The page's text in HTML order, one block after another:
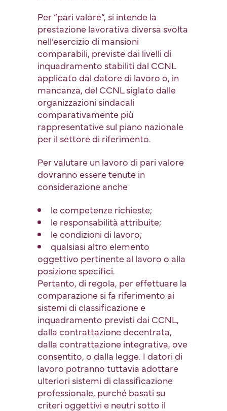
Per “pari valore”, si intende la
prestazione lavorativa diversa svolta
nell’esercizio di mansioni
comparabili, previste dai livelli di
inquadramento stabiliti dal CCNL
applicato dal datore di lavoro o, in
mancanza, del CCNL siglato dalle
organizzazioni sindacali
comparativamente più
rappresentative sul piano nazionale
per il settore di riferimento.
Per valutare un lavoro di pari valore
dovranno essere tenute in
considerazione anche
le competenze richieste;
le responsabilità attribuite;
le condizioni di lavoro;
qualsiasi altro elemento
oggettivo pertinente al lavoro o alla
posizione specifici.
Pertanto, di regola, per effettuare la
comparazione si fa riferimento ai
sistemi di classificazione e
inquadramento previsti dai CCNL,
dalla contrattazione decentrata,
dalla contrattazione integrativa, ove
consentito, o dalla legge. I datori di
lavoro potranno tuttavia adottare
ulteriori sistemi di classificazione
professionale, purché basati su
criteri oggettivi e neutri sotto il